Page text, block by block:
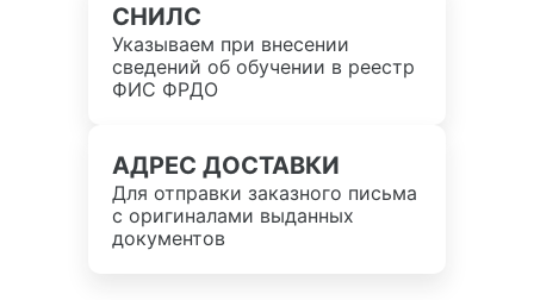
СНИЛС
Указываем при внесении
сведений об обучении в реестр
ФИС ФРДО
АДРЕС ДОСТАВКИ
Для отправки заказного письма
с оригиналами выданных
документов